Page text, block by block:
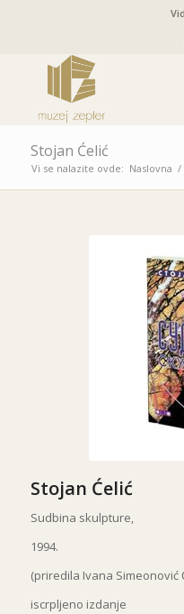
Stojan Ćelić
Vi se nalazite ovde: Naslovna /
Stojan Ćelić
Sudbina skulpture,
1994.
(priredila Ivana Simeonović
iscrpljeno izdanje